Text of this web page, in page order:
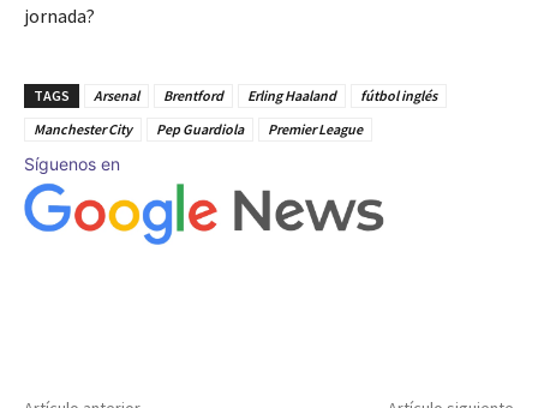
jornada?
TAGS Arsenal Brentford Erling Haaland
fútbol inglés
Manchester City
Pep Guardiola Premier League
Síguenos en